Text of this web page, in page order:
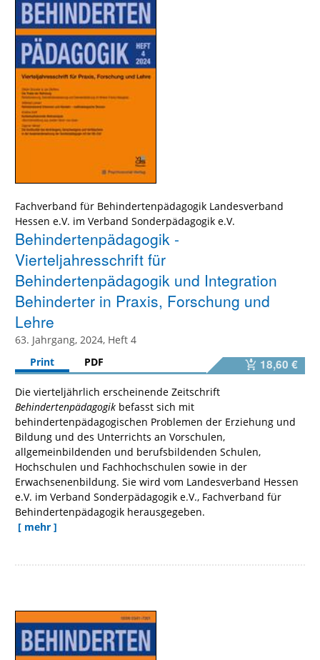
Fachverband für Behindertenpädagogik Landesverband
Hessen e.V. im Verband Sonderpädagogik e.V.
Behindertenpädagogik -
Vierteljahresschrift für
Behindertenpädagogik und Integration
Behinderter in Praxis, Forschung und
Lehre
63. Jahrgang, 2024, Heft 4
Print
PDF 18,60 €
Die vierteljährlich erscheinende Zeitschrift
Behindertenpädagogik befasst sich mit
behindertenpädagogischen Problemen der Erziehung und
Bildung und des Unterrichts an Vorschulen,
allgemeinbildenden und berufsbildenden Schulen,
Hochschulen und Fachhochschulen sowie in der
Erwachsenenbildung. Sie wird vom Landesverband Hessen
e.V. im Verband Sonderpädagogik e.V., Fachverband für
Behindertenpädagogik herausgegeben.
[ mehr ]